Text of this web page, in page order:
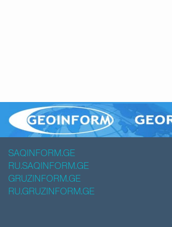
SAQINFORM.GE
RU.SAQINFORM.GE
GRUZINFORM.GE
RU.GRUZINFORM.GE